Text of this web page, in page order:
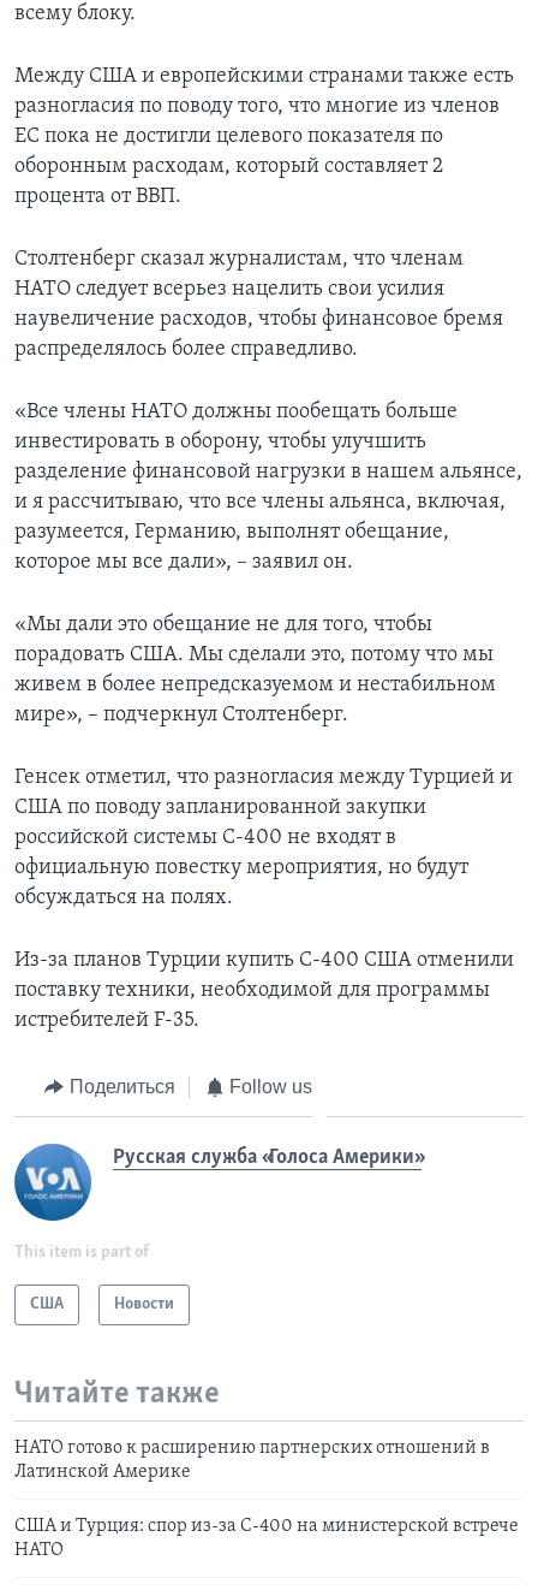
всему блоку.
Между США и европейскими странами также есть
разногласия по поводу того, что многие из членов
ЕС пока не достигли целевого показателя по
оборонным расходам, который составляет 2
процента от ВВП.
Столтенберг сказал журналистам, что членам
НАТО следует всерьез нацелить свои усилия
наувеличение расходов, чтобы финансовое бремя
распределялось более справедливо.
«Все члены НАТО должны пообещать больше
инвестировать в оборону, чтобы улучшить
разделение финансовой нагрузки в нашем альянсе,
и я рассчитываю, что все члены альянса, включая,
разумеется, Германию, выполнят обещание,
которое мы все дали», – заявил он.
«Мы дали это обещание не для того, чтобы
порадовать США. Мы сделали это, потому что мы
живем в более непредсказуемом и нестабильном
мире», – подчеркнул Столтенберг.
Генсек отметил, что разногласия между Турцией и
США по поводу запланированной закупки
российской системы С-400 не входят в
официальную повестку мероприятия, но будут
обсуждаться на полях.
Из-за планов Турции купить С-400 США отменили
поставку техники, необходимой для программы
истребителей F-35.
Поделиться Follow us
Русская служба «Голоса Америки»
This item is part of
США Новости
Читайте также
НАТО готово к расширению партнерских отношений в
Латинской Америке
США и Турция: спор из-за С-400 на министерской встрече
НАТО